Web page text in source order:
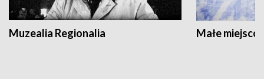
Muzealia Regionalia Małe